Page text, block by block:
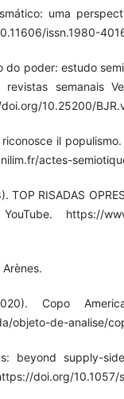
uma
issn.1980-
do poder: estudo
semanais
10.25200/
il
actes-
RISADAS
https://
Copo
objeto-de-analise/
beyond supply-
doi.org/